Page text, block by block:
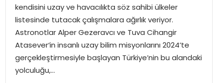
SAĞLIK
MAGAZIN
YAŞAM
kendisini uzay ve havacılıkta söz sahibi ülkeler
listesinde tutacak çalışmalara ağırlık veriyor.
Astronotlar Alper Gezeravcı ve Tuva Cihangir
Atasever‘in insanlı uzay bilim misyonlarını 2024’te
gerçekleştirmesiyle başlayan Türkiye’nin bu alandaki
yolculuğu,…